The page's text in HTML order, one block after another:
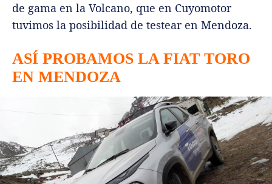
de gama en la Volcano, que en Cuyomotor
tuvimos la posibilidad de testear en Mendoza.
ASÍ PROBAMOS LA FIAT TORO
EN MENDOZA